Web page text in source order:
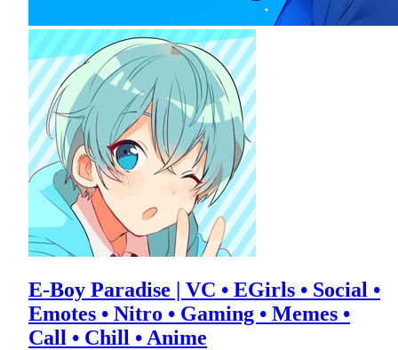
E-Boy Paradise | VC • EGirls • Social •
Emotes • Nitro • Gaming • Memes •
Call • Chill • Anime